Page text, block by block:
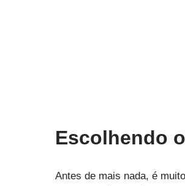
Escolhendo
Antes de mais nada, é